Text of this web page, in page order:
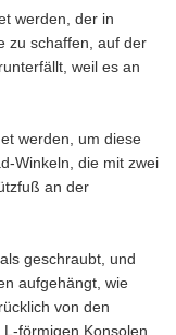
werden, der in
zu schaffen, auf der
weil es an
werden, um diese
Winkeln, die mit zwei
an der
geschraubt, und
aufgehängt, wie
von den
förmigen Konsolen.